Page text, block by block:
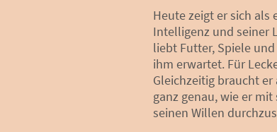
Heute zeigt er sich als
Intelligenz und seiner
liebt Futter, Spiele
ihm erwartet. Für
Gleichzeitig braucht
ganz genau, wie er
seinen Willen